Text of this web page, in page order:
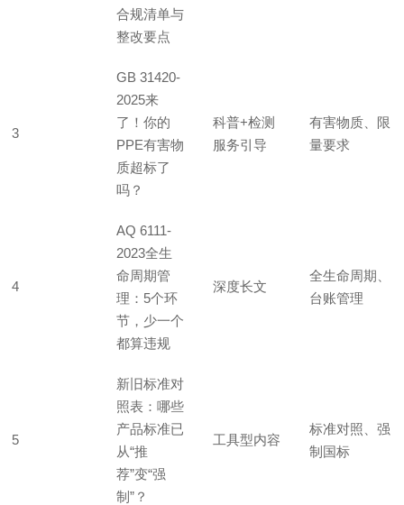
合规清单与
整改要点
3
GB 31420-
2025来
了！你的
PPE有害物
质超标了
吗？
科普+检测
服务引导
有害物质、限
量要求
4
AQ 6111-
2023全生
命周期管
理：5个环
节，少一个
都算违规
深度长文
全生命周期、
台账管理
5
新旧标准对
照表：哪些
产品标准已
从“推
荐”变“强
制”？
工具型内容
标准对照、强
制国标